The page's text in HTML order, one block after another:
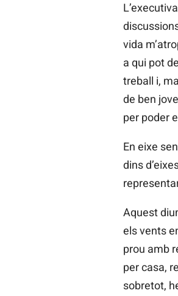
vida
a qui pot
treball i,
de ben
per poder
En eixe
dins
Aquest
els vents
prou amb
per casa,
sobretot,